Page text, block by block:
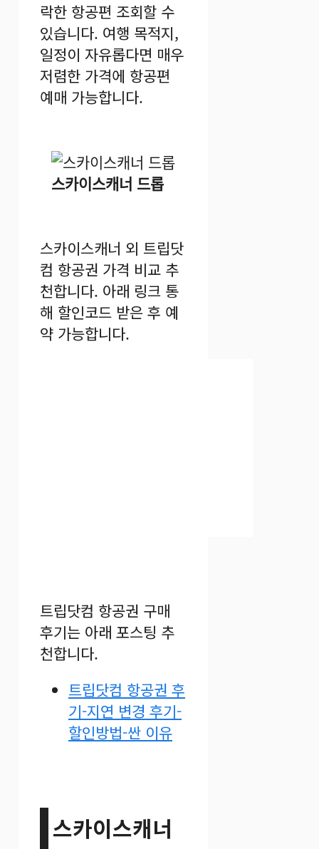
락한 항공편 조회할 수
있습니다. 여행 목적지,
일정이 자유롭다면 매우
저렴한 가격에 항공편
예매 가능합니다.
스카이스캐너 드롭
스카이스캐너 외 트립닷
컴 항공권 가격 비교 추
천합니다. 아래 링크 통
해 할인코드 받은 후 예
약 가능합니다.
트립닷컴 항공권 구매
후기는 아래 포스팅 추
천합니다.
트립닷컴 항공권 후
기-지연 변경 후기-
할인방법-싼 이유
스카이스캐너